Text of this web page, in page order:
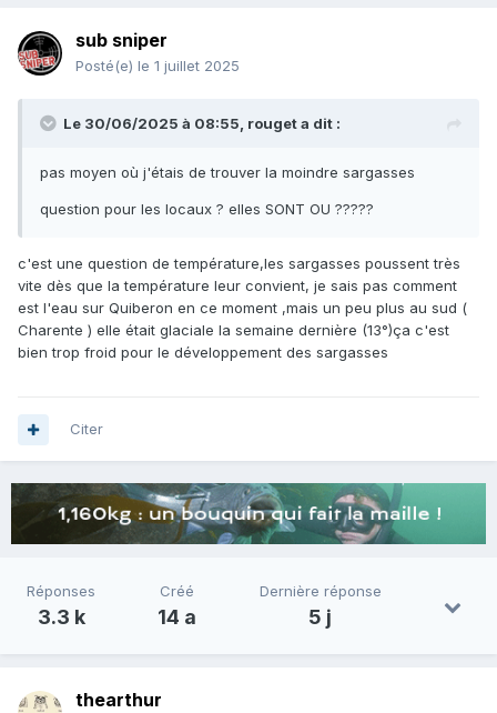
sub sniper
Posté(e) le 1 juillet 2025
Le 30/06/2025 à 08:55, rougeta dit :
pas moyen où j'étais de trouver la moindre sargasses
question pour les locaux ? elles SONT OU ?????
c'est une question de température,les sargasses poussent très
vite dès que la température leur convient, je sais pas comment
est l'eau sur Quiberon en ce moment ,mais un peu plus au sud (
Charente ) elle était glaciale la semaine dernière (13°)ça c'est
bien trop froid pour le développement des sargasses
Citer
Réponses
3.3 k
Créé
14 a
Dernière réponse
5 j
thearthur